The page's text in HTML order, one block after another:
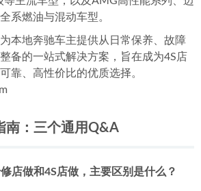
非常清晰：做惠州及周边地区最专业的
长领域不仅限于日常保养，更深度聚焦
难杂症”解决与“全车整备”。
系统维修（涵盖4缸、6缸、8缸、V12
、全车电路及电控系统诊断。
等主流车型，以及AMG高性能系列、迈